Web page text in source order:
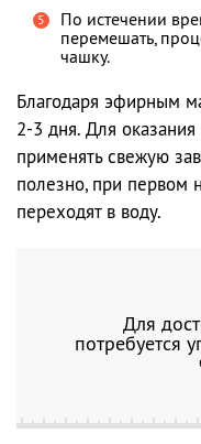
По истечении
перемешать,
чашку.
Благодаря эфирным
2-3 дня. Для
применять свежую
полезно, при первом
переходят в воду.
Для
потребуется